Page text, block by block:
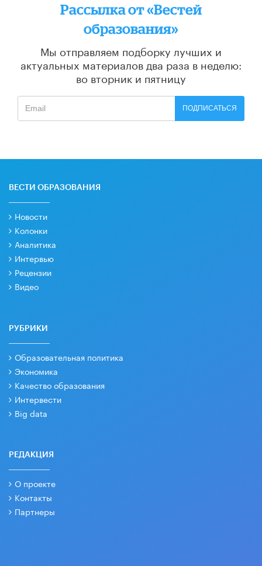
Рассылка от «Вестей
образования»
Мы отправляем подборку лучших и
актуальных материалов два раза в неделю:
во вторник и пятницу
ПОДПИСАТЬСЯ
ВЕСТИ ОБРАЗОВАНИЯ
Новости
Колонки
Аналитика
Интервью
Рецензии
Видео
РУБРИКИ
Образовательная политика
Экономика
Качество образования
Интервести
Big data
РЕДАКЦИЯ
О проекте
Контакты
Партнеры